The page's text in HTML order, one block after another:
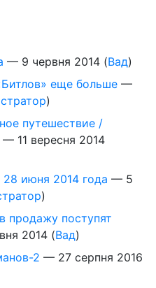
— 9 червня 2014 (Вад)
еще больше —
)
путешествие /
— 11 вересня 2014
июня 2014 года — 5
)
продажу поступят
2014 (Вад)
2 — 27 серпня 2016